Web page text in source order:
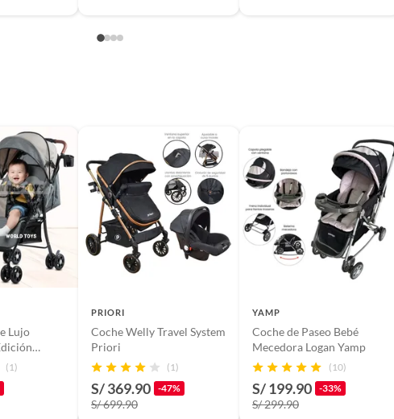
bebé Muze con bandeja superior con
funciones
Lujo
(1)
PRIORI
Coche Welly Travel System
Priori
(1)
S/ 369.90 -47%
S/ 699.90
YAMP
Coche de Paseo Bebé
Mecedora Logan Yamp
(10)
S/ 199.90 -33%
S/ 299.90